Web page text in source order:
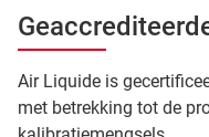
Air Liquide is
met betrekking tot de